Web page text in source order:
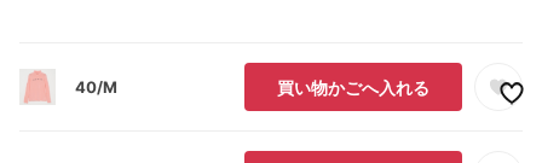
40/M 買い物かごへ入れる